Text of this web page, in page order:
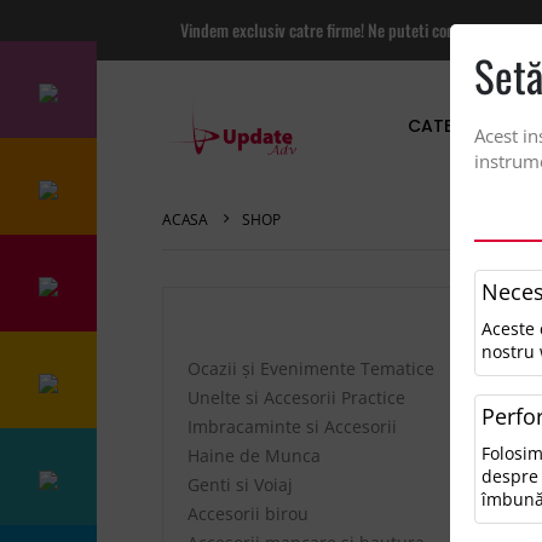
Vindem exclusiv catre firme! Ne puteti contacta
CATEGORII
ACASA SHOP
Ocazii și Evenimente Tematice
Unelte si Accesorii Practice
Imbracaminte si Accesorii
Haine de Munca
Genti si Voiaj
Accesorii birou
Acest
nostru